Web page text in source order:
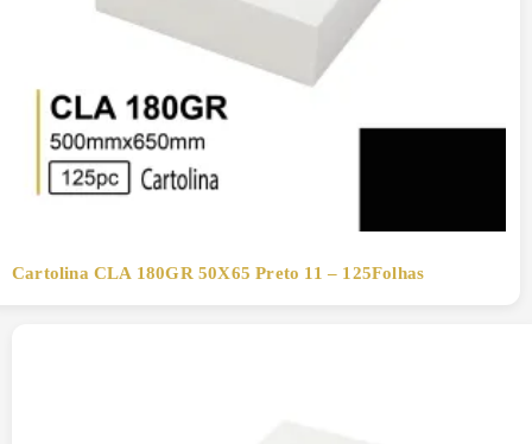
Cartolina CLA 180GR 50X65 Preto 11 – 125Folhas